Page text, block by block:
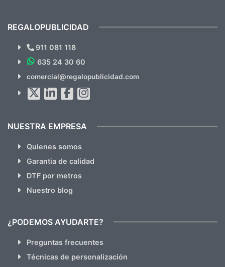
¿Quieres ver nuestras últimas
Novedades y Ofertas?
hacemos Spam)
REGALOPUBLICIDAD
911 081 118
635 24 30 60
comercial@regalopublicidad.com
NUESTRA EMPRESA
Quienes somos
Garantia de calidad
DTF por metros
Nuestro blog
¿PODEMOS AYUDARTE?
Preguntas frecuentes
Técnicas de personalización